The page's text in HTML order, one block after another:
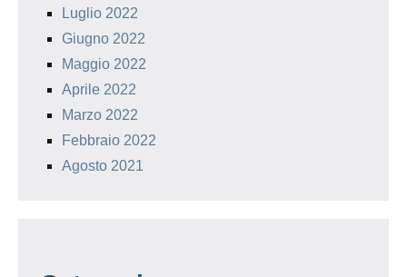
Luglio 2022
Giugno 2022
Maggio 2022
Aprile 2022
Marzo 2022
Febbraio 2022
Agosto 2021